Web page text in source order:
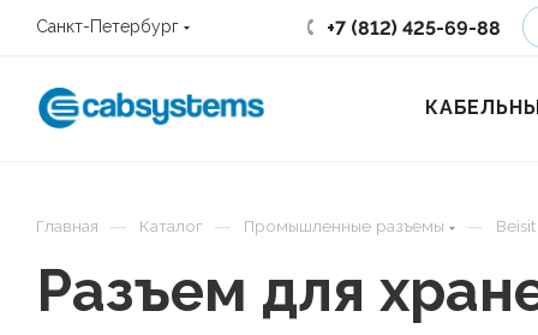
Санкт-Петербург +7 (812) 425-69-88
Главная — Каталог — Промышленные разъемы — Beisit
Разъем для